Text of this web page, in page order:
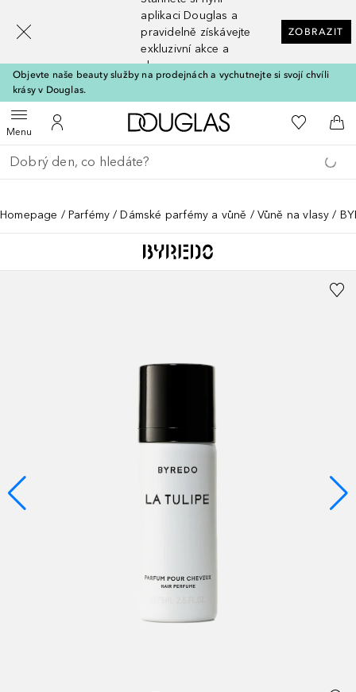
aplikaci Douglas a
pravidelně získávejte
exkluzivní akce a
slevy
ZOBRAZIT
Objevte naše beauty služby na prodejnách a vychutnejte si svojí chvíli
krásy v Douglas.
MenuOtevřít menuK mému účtu
Domů K mému
Do
Vraťte se
Proveďte vyhledávání
Homepage Parfémy Dámské parfémy a vůně Vůně na vlasy
[navigation.slideout.screenreader]